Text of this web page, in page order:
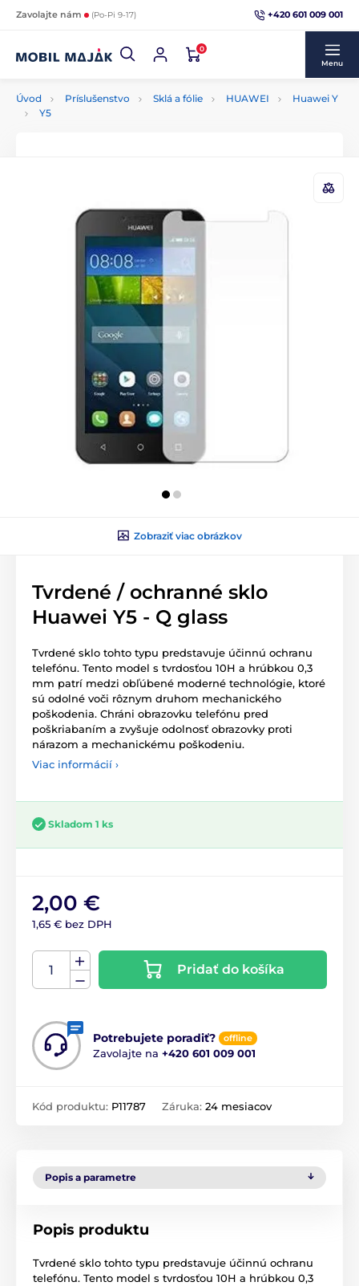
Zavolajte nám (Po-Pi 9-17) +420 601 009 001
0
Menu
Úvod Príslušenstvo Sklá a fólie HUAWEI
Huawei Y
Y5
Zobraziť viac obrázkov
Tvrdené / ochranné sklo
Huawei Y5 - Q glass
Tvrdené sklo tohto typu predstavuje účinnú ochranu
telefónu. Tento model s tvrdosťou 10H a hrúbkou 0,3
mm patrí medzi obľúbené moderné technológie, ktoré
sú odolné voči rôznym druhom mechanického
poškodenia. Chráni obrazovku telefónu pred
poškriabaním a zvyšuje odolnosť obrazovky proti
nárazom a mechanickému poškodeniu.
Viac informácií ›
Skladom 1 ks
2,00 €
1,65 € bez DPH
Pridať do košíka
Potrebujete poradiť? offline
Zavolajte na +420 601 009 001
Kód produktu: P11787 Záruka: 24 mesiacov
Popis a parametre
Popis produktu
Tvrdené sklo tohto typu predstavuje účinnú ochranu
telefónu. Tento model s tvrdosťou 10H a hrúbkou 0,3